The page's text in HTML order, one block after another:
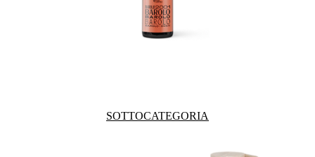
SOTTOCATEGORIA